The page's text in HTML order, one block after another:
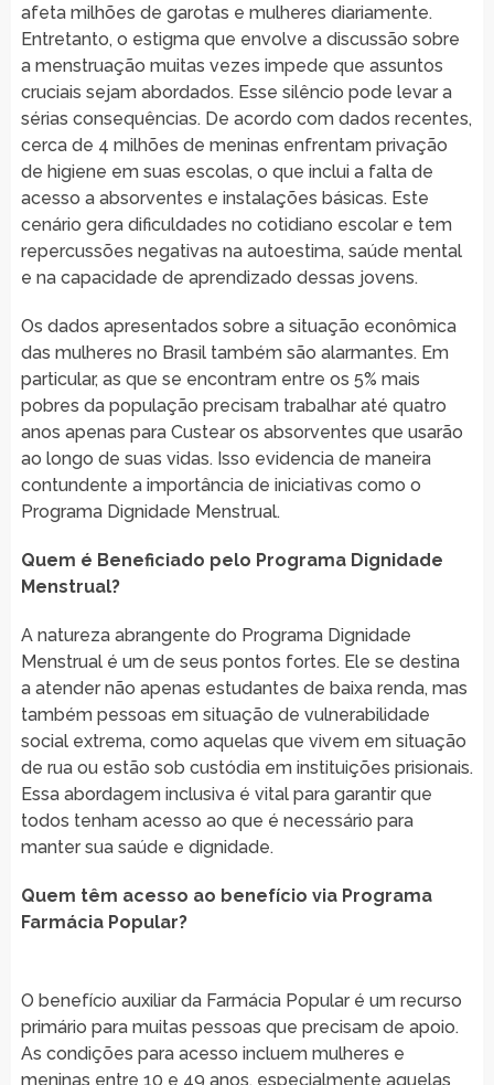
afeta milhões de garotas e mulheres diariamente.
Entretanto, o estigma que envolve a discussão sobre
a menstruação muitas vezes impede que assuntos
cruciais sejam abordados. Esse silêncio pode levar a
sérias consequências. De acordo com dados recentes,
cerca de 4 milhões de meninas enfrentam privação
de higiene em suas escolas, o que inclui a falta de
acesso a absorventes e instalações básicas. Este
cenário gera dificuldades no cotidiano escolar e tem
repercussões negativas na autoestima, saúde mental
e na capacidade de aprendizado dessas jovens.
Os dados apresentados sobre a situação econômica
das mulheres no Brasil também são alarmantes. Em
particular, as que se encontram entre os 5% mais
pobres da população precisam trabalhar até quatro
anos apenas para Custear os absorventes que usarão
ao longo de suas vidas. Isso evidencia de maneira
contundente a importância de iniciativas como o
Programa Dignidade Menstrual.
Quem é Beneficiado pelo Programa Dignidade
Menstrual?
A natureza abrangente do Programa Dignidade
Menstrual é um de seus pontos fortes. Ele se destina
a atender não apenas estudantes de baixa renda, mas
também pessoas em situação de vulnerabilidade
social extrema, como aquelas que vivem em situação
de rua ou estão sob custódia em instituições prisionais.
Essa abordagem inclusiva é vital para garantir que
todos tenham acesso ao que é necessário para
manter sua saúde e dignidade.
Quem têm acesso ao benefício via Programa
Farmácia Popular?
O benefício auxiliar da Farmácia Popular é um recurso
primário para muitas pessoas que precisam de apoio.
As condições para acesso incluem mulheres e
meninas entre 10 e 49 anos, especialmente aquelas